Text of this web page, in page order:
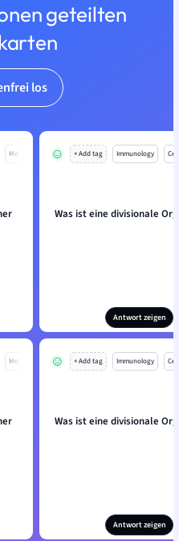
geteilten
los
Mo + Add tag Immunology
Was ist eine divisionale
Antwort zeigen
Mo + Add tag Immunology
Was ist eine divisionale
Antwort zeigen